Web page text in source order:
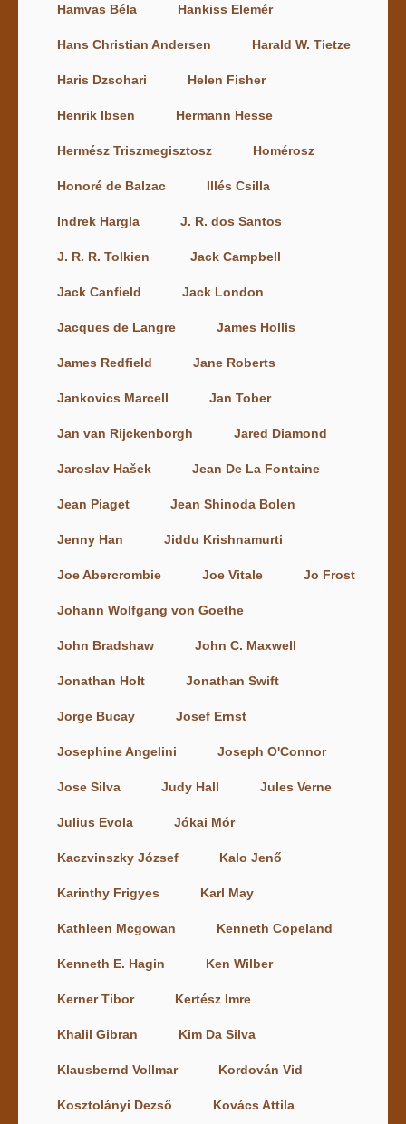
Hamvas Béla Hankiss Elemér
Hans Christian Andersen Harald W. Tietze
Haris Dzsohari Helen Fisher
Henrik Ibsen Hermann Hesse
Hermész Triszmegisztosz Homérosz
Honoré de Balzac Illés Csilla
Indrek Hargla J. R. dos Santos
J. R. R. Tolkien Jack Campbell
Jack Canfield Jack London
Jacques de Langre James Hollis
James Redfield Jane Roberts
Jankovics Marcell Jan Tober
Jan van Rijckenborgh Jared Diamond
Jaroslav Hašek Jean De La Fontaine
Jean Piaget Jean Shinoda Bolen
Jenny Han Jiddu Krishnamurti
Joe Abercrombie Joe Vitale Jo Frost
Johann Wolfgang von Goethe
John Bradshaw John C. Maxwell
Jonathan Holt Jonathan Swift
Jorge Bucay Josef Ernst
Josephine Angelini Joseph O'Connor
Jose Silva Judy Hall Jules Verne
Julius Evola Jókai Mór
Kaczvinszky József Kalo Jenő
Karinthy Frigyes Karl May
Kathleen Mcgowan Kenneth Copeland
Kenneth E. Hagin Ken Wilber
Kerner Tibor Kertész Imre
Khalil Gibran Kim Da Silva
Klausbernd Vollmar Kordován Vid
Kosztolányi Dezső Kovács Attila